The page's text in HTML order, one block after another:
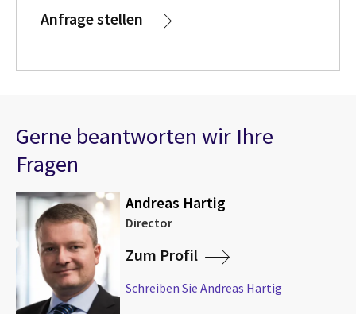
Anfrage stellen
Gerne beantworten wir Ihre
Fragen
Andreas Hartig
Director
Zum Profil
Schreiben Sie Andreas Hartig